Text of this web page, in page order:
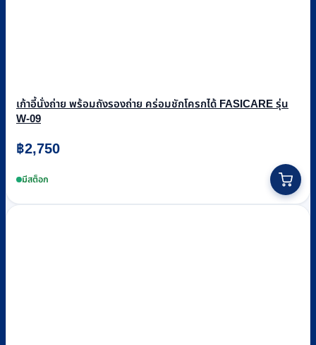
เก้าอี้นั่งถ่าย พร้อมถังรองถ่าย คร่อมชักโครกได้ FASICARE รุ่น
W-09
฿2,750
มีสต็อก